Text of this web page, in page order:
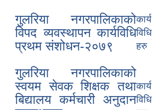
गुलरिया नगरपालिकाको
विपद व्यवस्थापन कार्यविधि
प्रथम संशोधन-२०७९
कार्य
विधि
हरु
गुलरिया नगरपालिकाको
स्वयम सेवक शिक्षक तथा
बिद्यालय कर्मचारी अनुदान
कार्य
विधि